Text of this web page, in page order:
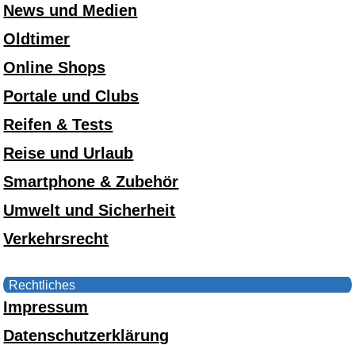
News und Medien
Oldtimer
Online Shops
Portale und Clubs
Reifen & Tests
Reise und Urlaub
Smartphone & Zubehör
Umwelt und Sicherheit
Verkehrsrecht
Rechtliches
Impressum
Datenschutzerklärung